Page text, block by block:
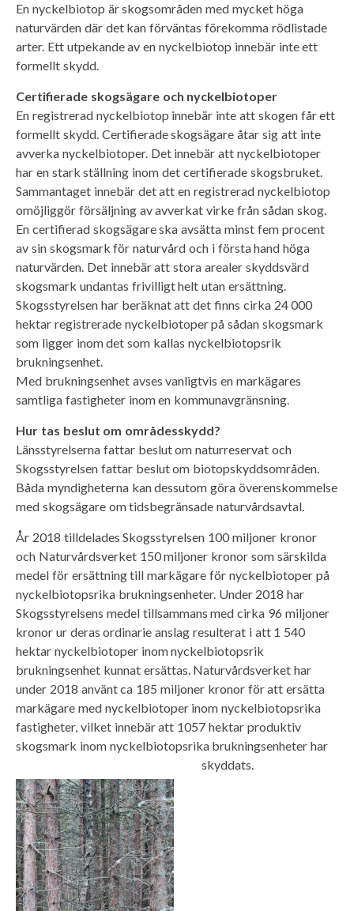
En nyckelbiotop är skogsområden med mycket höga
naturvärden där det kan förväntas förekomma rödlistade
arter. Ett utpekande av en nyckelbiotop innebär inte ett
formellt skydd.
Certifierade skogsägare och nyckelbiotoper
En registrerad nyckelbiotop innebär inte att skogen får ett
formellt skydd. Certifierade skogsägare åtar sig att inte
avverka nyckelbiotoper. Det innebär att nyckelbiotoper
har en stark ställning inom det certifierade skogsbruket.
Sammantaget innebär det att en registrerad nyckelbiotop
omöjliggör försäljning av avverkat virke från sådan skog.
En certifierad skogsägare ska avsätta minst fem procent
av sin skogsmark för naturvård och i första hand höga
naturvärden. Det innebär att stora arealer skyddsvärd
skogsmark undantas frivilligt helt utan ersättning.
Skogsstyrelsen har beräknat att det finns cirka 24 000
hektar registrerade nyckelbiotoper på sådan skogsmark
som ligger inom det som kallas nyckelbiotopsrik
brukningsenhet.
Med brukningsenhet avses vanligtvis en markägares
samtliga fastigheter inom en kommunavgränsning.
Hur tas beslut om områdesskydd?
Länsstyrelserna fattar beslut om naturreservat och
Skogsstyrelsen fattar beslut om biotopskyddsområden.
Båda myndigheterna kan dessutom göra överenskommelse
med skogsägare om tidsbegränsade naturvårdsavtal.
År 2018 tilldelades Skogsstyrelsen 100 miljoner kronor
och Naturvårdsverket 150 miljoner kronor som särskilda
medel för ersättning till markägare för nyckelbiotoper på
nyckelbiotopsrika brukningsenheter. Under 2018 har
Skogsstyrelsens medel tillsammans med cirka 96 miljoner
kronor ur deras ordinarie anslag resulterat i att 1 540
hektar nyckelbiotoper inom nyckelbiotopsrik
brukningsenhet kunnat ersättas. Naturvårdsverket har
under 2018 använt ca 185 miljoner kronor för att ersätta
markägare med nyckelbiotoper inom nyckelbiotopsrika
fastigheter, vilket innebär att 1057 hektar produktiv
skogsmark inom nyckelbiotopsrika brukningsenheter har
skyddats.